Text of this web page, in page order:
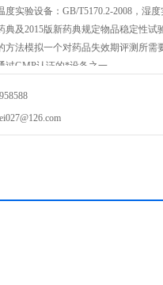
实验设备：GB/T5170.2-2008，湿
典及2015版新药典规定物品稳定性试
方法模拟一个对药品失效期评测所需
GMP认证的*设备之一。